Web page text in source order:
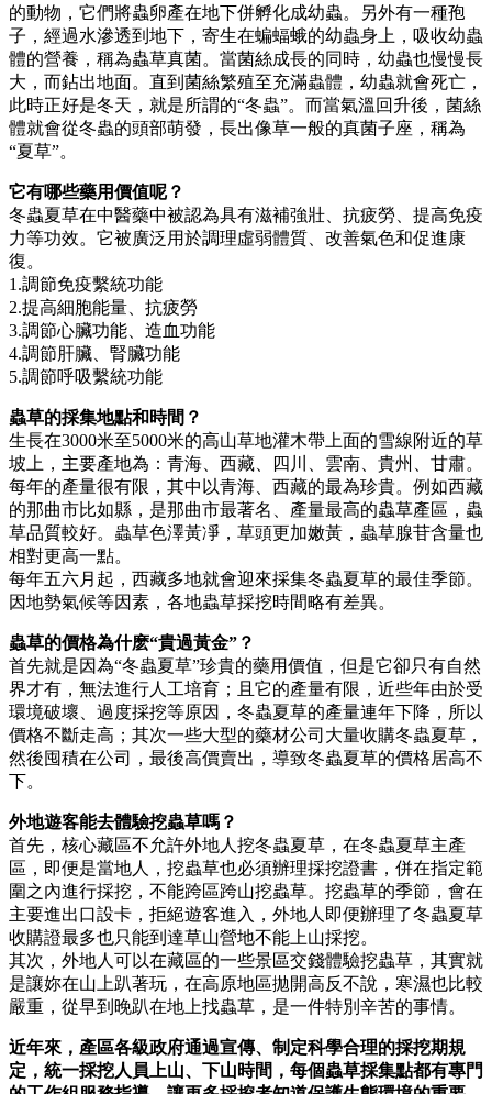
的動物，它們將蟲卵產在地下併孵化成幼蟲。另外有一種孢
子，經過水滲透到地下，寄生在蝙蝠蛾的幼蟲身上，吸收幼蟲
體的營養，稱為蟲草真菌。當菌絲成長的同時，幼蟲也慢慢長
大，而鉆出地面。直到菌絲繁殖至充滿蟲體，幼蟲就會死亡，
此時正好是冬天，就是所謂的“冬蟲”。而當氣溫回升後，菌絲
體就會從冬蟲的頭部萌發，長出像草一般的真菌子座，稱為
“夏草”。
它有哪些藥用價值呢？
冬蟲夏草在中醫藥中被認為具有滋補強壯、抗疲勞、提高免疫
力等功效。它被廣泛用於調理虛弱體質、改善氣色和促進康
復。
1.調節免疫繫統功能
2.提高細胞能量、抗疲勞
3.調節心臟功能、造血功能
4.調節肝臟、腎臟功能
5.調節呼吸繫統功能
蟲草的採集地點和時間？
生長在3000米至5000米的高山草地灌木帶上面的雪線附近的草
坡上，主要產地為：青海、西藏、四川、雲南、貴州、甘肅。
每年的產量很有限，其中以青海、西藏的最為珍貴。例如西藏
的那曲市比如縣，是那曲市最著名、產量最高的蟲草產區，蟲
草品質較好。蟲草色澤黃凈，草頭更加嫩黃，蟲草腺苷含量也
相對更高一點。
每年五六月起，西藏多地就會迎來採集冬蟲夏草的最佳季節。
因地勢氣候等因素，各地蟲草採挖時間略有差異。
蟲草的價格為什麽“貴過黃金”？
首先就是因為“冬蟲夏草”珍貴的藥用價值，但是它卻只有自然
界才有，無法進行人工培育；且它的產量有限，近些年由於受
環境破壞、過度採挖等原因，冬蟲夏草的產量連年下降，所以
價格不斷走高；其次一些大型的藥材公司大量收購冬蟲夏草，
然後囤積在公司，最後高價賣出，導致冬蟲夏草的價格居高不
下。
外地遊客能去體驗挖蟲草嗎？
首先，核心藏區不允許外地人挖冬蟲夏草，在冬蟲夏草主產
區，即便是當地人，挖蟲草也必須辦理採挖證書，併在指定範
圍之內進行採挖，不能跨區跨山挖蟲草。挖蟲草的季節，會在
主要進出口設卡，拒絕遊客進入，外地人即便辦理了冬蟲夏草
收購證最多也只能到達草山營地不能上山採挖。
其次，外地人可以在藏區的一些景區交錢體驗挖蟲草，其實就
是讓妳在山上趴著玩，在高原地區拋開高反不說，寒濕也比較
嚴重，從早到晚趴在地上找蟲草，是一件特別辛苦的事情。
近年來，產區各級政府通過宣傳、制定科學合理的採挖期規
定，統一採挖人員上山、下山時間，每個蟲草採集點都有專門